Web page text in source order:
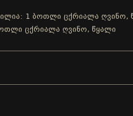
1 ბოთლი ცქრიალა ღვინო,
ცქრიალა ღვინო, წყალი